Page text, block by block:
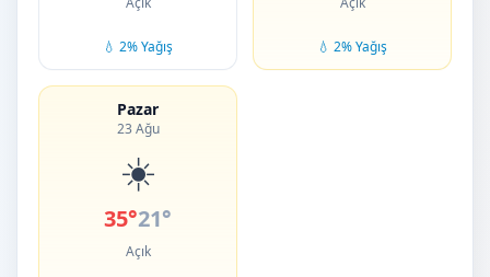
💧 2% Yağış 💧 2% Yağış
Pazar
23 Ağu
☀️
35°21°
Açık